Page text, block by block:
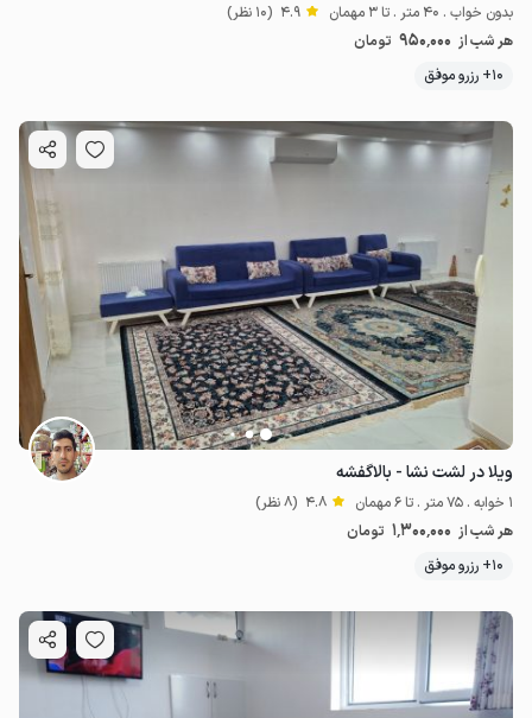
بدون خواب . 40 متر . تا 3 مهمان 4.9 (10 نظر)
هر شب از 950٬000 تومان
10+ رزرو موفق
ویلا در لشت نشا - بالاگفشه
1 خوابه . 75 متر . تا 6 مهمان 4.8 (8 نظر)
هر شب از 1٬300٬000 تومان
10+ رزرو موفق